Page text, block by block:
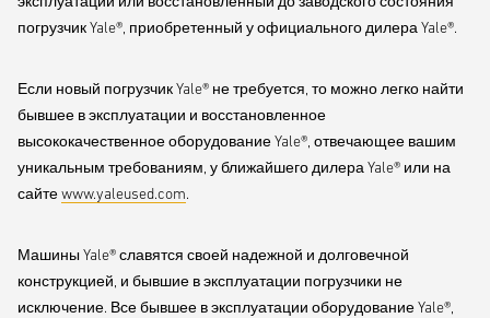
погрузчик Yale®, приобретенный у официального дилера Yale®.
Если новый погрузчик Yale® не требуется, то можно легко найти
бывшее в эксплуатации и восстановленное
высококачественное оборудование Yale®, отвечающее вашим
уникальным требованиям, у ближайшего дилера Yale® или на
сайтеwww.yaleused.com.
Машины Yale® славятся своей надежной и долговечной
конструкцией, и бывшие в эксплуатации погрузчики не
исключение. Все бывшее в эксплуатации оборудование Yale®,